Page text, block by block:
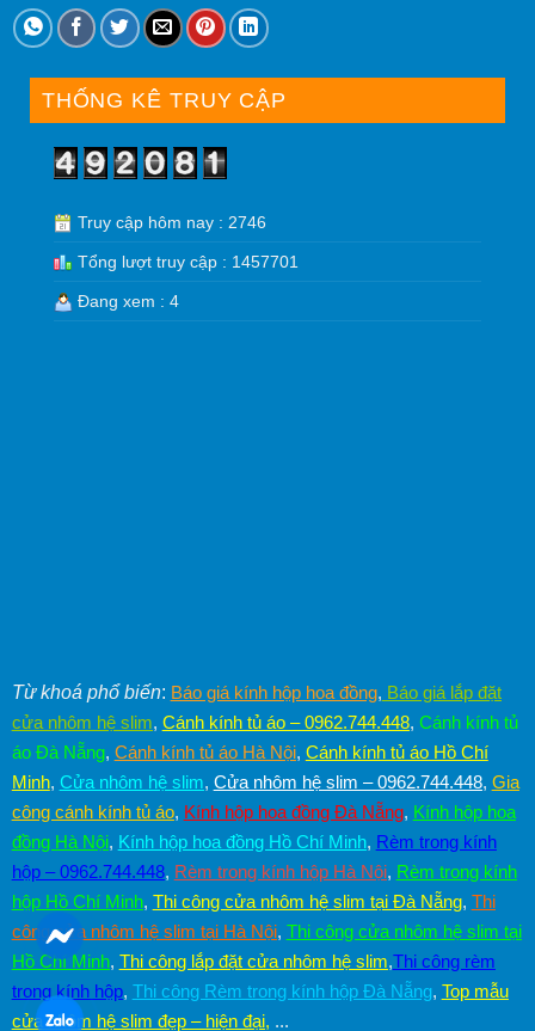
THỐNG KÊ TRUY CẬP
Truy cập hôm nay : 2746
Tổng lượt truy cập : 1457701
Đang xem : 4
Từ khoá phổ biến: Báo giá kính hộp hoa đồng, Báo giá lắp đặt
cửa nhôm hệ slim, Cánh kính tủ áo – 0962.744.448, Cánh kính tủ
áo Đà Nẵng, Cánh kính tủ áo Hà Nội, Cánh kính tủ áo Hồ Chí
Minh, Cửa nhôm hệ slim, Cửa nhôm hệ slim – 0962.744.448, Gia
công cánh kính tủ áo, Kính hộp hoa đồng Đà Nẵng, Kính hộp hoa
đồng Hà Nội, Kính hộp hoa đồng Hồ Chí Minh, Rèm trong kính
hộp – 0962.744.448, Rèm trong kính hộp Hà Nội, Rèm trong kính
hộp Hồ Chí Minh, Thi công cửa nhôm hệ slim tại Đà Nẵng, Thi
công cửa nhôm hệ slim tại Hà Nội, Thi công cửa nhôm hệ slim tại
Hồ Chí Minh, Thi công lắp đặt cửa nhôm hệ slim,Thi công rèm
trong kính hộp, Thi công Rèm trong kính hộp Đà Nẵng, Top mẫu
cửa nhôm hệ slim đẹp – hiện đại, ...